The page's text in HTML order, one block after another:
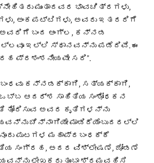
ಮುಂತಾದವರ ಭಾವಚಿತ್ರಗಳು,
ಅಂಕಪಟ್ಟಿಗಳು, ಅವರು ಇತರರಿಗೆ
ಬಂದ ಆಂಗ್ಲ, ಕನ್ನಡ
ಇಲ್ಲಿ ಸ್ಥಾನವನ್ನು ಪಡೆದಿವೆ. ಈ
ಪ್ರಶಂಶನೀಯವೇ ಸರಿ”.
ಕನ್ನಡಕ್ಕಾಗಿ, ಸತ್ಯಕ್ಕಾಗಿ,
ಆದರ್ಶ ಸಾಹಿತಿಯ ಸಂಶೋಧಕನ
ಅವರ ಕೃತಿಗಳನ್ನು
ಚೆನ್ನಾಗಿಯೇ ಮಾಡಿದೆಯೆಂಬುದರಲ್ಲಿ
ಪುಟಗಳ ಮಹಾಪ್ರಬಂಧಕ್ಕೆ
ಸಂಗ್ರಹ, ಅದರ ವಿಶ್ಲೇಷಣೆ, ಜೋಡಣೆ